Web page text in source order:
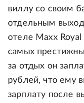
виллу со своим
отдельным
отеле Maxx
самых
за отдых он
рублей, что ему
зарплату после